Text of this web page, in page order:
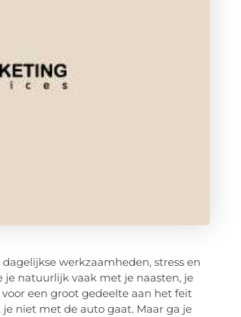
werkzaamheden, stress en
natuurlijk vaak met je naasten, je
een groot gedeelte aan het feit
niet met de auto gaat. Maar ga je